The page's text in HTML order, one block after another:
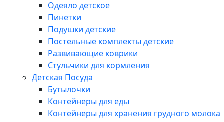
Одеяло детское
Пинетки
Подушки детские
Постельные комплекты детские
Развивающие коврики
Стульчики для кормления
Детская Посуда
Бутылочки
Контейнеры для еды
Контейнеры для хранения грудного молока